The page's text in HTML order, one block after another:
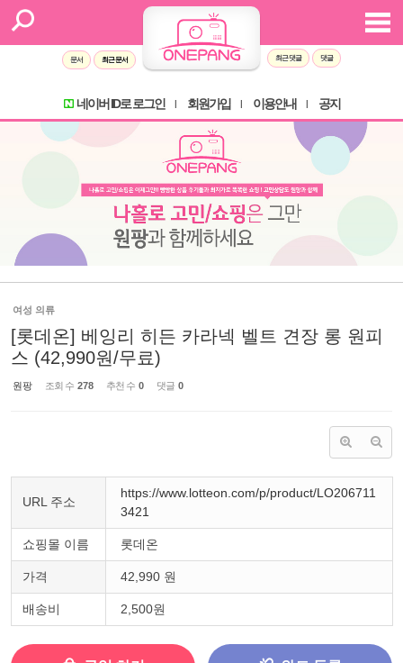
문서 최근 문서 최근 댓글 댓글
네이버 ID로 로그인 회원가입 이용안내 공지
여성 의류
[롯데온] 베잉리 히든 카라넥 벨트 견장 롱 원피
스 (42,990원/무료)
원팡 조회 수 278 추천 수 0 댓글 0
URL 주소
https://www.lotteon.com/p/product/LO206711
3421
쇼핑몰 이름 롯데온
가격 42,990 원
배송비 2,500원